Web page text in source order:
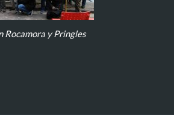
Rocamora y Pringles